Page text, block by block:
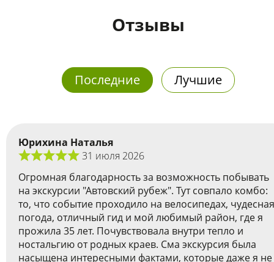
Отзывы
Последние Лучшие
Юрихина Наталья
31 июля 2026
Огромная благодарность за возможность побывать
на экскурсии "Автовский рубеж". Тут совпало комбо:
то, что событие проходило на велосипедах, чудесная
погода, отличный гид и мой любимый район, где я
прожила 35 лет. Почувствовала внутри тепло и
ностальгию от родных краев. Сма экскурсия была
насыщена интересными фактами, которые даже я не